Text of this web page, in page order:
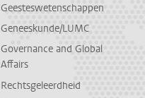
Geesteswetenschappen
Geneeskunde/LUMC
Governance and Global
Affairs
Rechtsgeleerdheid